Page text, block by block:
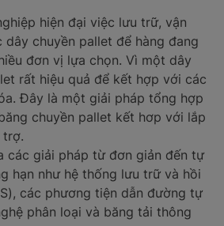
hiện đại việc lưu trữ, vận
dây chuyền pallet để hàng đang
đơn vị lựa chọn. Vì một dây
rất hiệu quả để kết hợp với các
Đây là một giải pháp tổng hợp
chuyền pallet kết hơp với lắp
trợ.
các giải pháp từ đơn giản đến tự
hạn như hệ thống lưu trữ và hồi
các phương tiện dẫn đường tự
phân loại và băng tải thông